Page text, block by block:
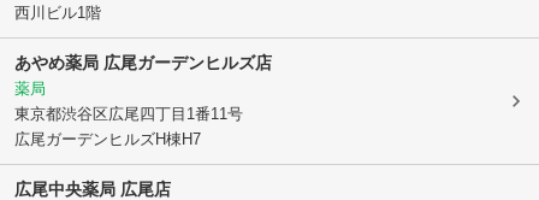
西川ビル1階
あやめ薬局 広尾ガーデンヒルズ店
薬局
東京都渋谷区広尾四丁目1番11号
広尾ガーデンヒルズH棟H7
広尾中央薬局 広尾店